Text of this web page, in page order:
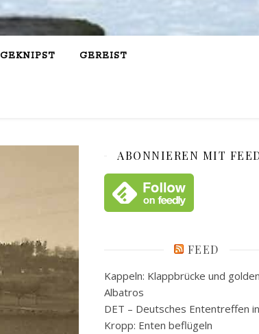
GEKNIPST GEREIST
ABONNIEREN MIT
FEED
Kappeln: Klappbrücke und
Albatros
DET – Deutsches Ententreffen in
Kropp: Enten beflügeln